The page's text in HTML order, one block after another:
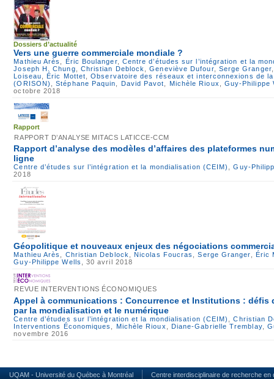
Dossiers d’actualité
Vers une guerre commerciale mondiale ?
Mathieu Arès , Éric Boulanger, Centre d’études sur l’intégration et la
Joseph H. Chung, Christian Deblock,Geneviève Dufour, Serge Granger
Loiseau, Éric Mottet,Observatoire des réseaux et interconnexions de
(ORISON) ,Stéphane Paquin, David Pavot, Michèle Rioux, Guy-Philippe
octobre 2018
Rapport
RAPPORT D’ANALYSE MITACS LATICCE-CCM
Rapport d’analyse des modèles d’affaires des plateformes
ligne
Centre d’études sur l’intégration et la mondialisation (CEIM) ,Guy-
2018
Géopolitique et nouveaux enjeux des négociations
Mathieu Arès Christian Deblock ,Nicolas Foucras ,Serge Granger
Éric
Guy-Philippe Wells
, 30 avril 2018
REVUE INTERVENTIONS ÉCONOMIQUES
Appel à communications : Concurrence et Institutions : défis
par la mondialisation et le numérique
Centre d’études sur l’intégration et la mondialisation (CEIM) ,Christian
Interventions Économiques
Michèle Rioux Diane-Gabrielle Tremblay,
novembre 2016
UQAM - Université du Québec à Montréal Centre interdisciplinaire de recherche